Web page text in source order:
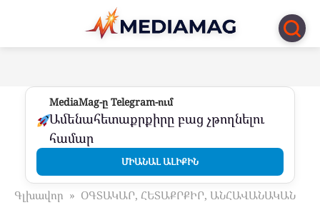
Перейти
контенту
MediaMag-ը Telegram-ում
Ամենահետաքրքիրը բաց չթողնելու
համար
ՄԻԱՆԱԼ ԱԼԻՔԻՆ
Գլխավոր » ՕԳՏԱԿԱՐ, ՀԵՏԱՔՐՔԻՐ, ԱՆՀԱՎԱՆԱԿԱՆ